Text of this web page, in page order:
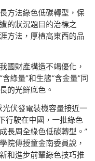
方法綠色低碳轉型，保
的狀況題目的治標之
方法，厚植高東西的品
國財產構造不竭優化，
綠量”和生態“含金量”同
的光鮮底色。
伏發電裝機容量接近一
行駛在中國，一批綠色
長周全綠色低碳轉型。”
院傳授童金南委員說，
新和進步前輩綠色技巧推